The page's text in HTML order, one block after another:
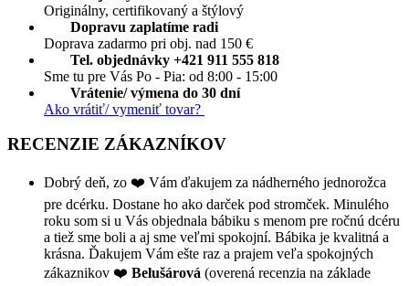
Originálny, certifikovaný a štýlový
Dopravu zaplatíme radi
Doprava zadarmo pri obj. nad 150 €
Tel. objednávky +421 911 555 818
Sme tu pre Vás Po - Pia: od 8:00 - 15:00
Vrátenie/ výmena do 30 dní
Ako vrátiť/ vymeniť tovar?
RECENZIE ZÁKAZNÍKOV
Dobrý deň, zo ❤️ Vám ďakujem za nádherného jednorožca
pre dcérku. Dostane ho ako darček pod stromček. Minulého
roku som si u Vás objednala bábiku s menom pre ročnú dcéru
a tiež sme boli a aj sme veľmi spokojní. Bábika je kvalitná a
krásna. Ďakujem Vám ešte raz a prajem veľa spokojných
zákaznikov ❤️ Belušárová (overená recenzia na základe